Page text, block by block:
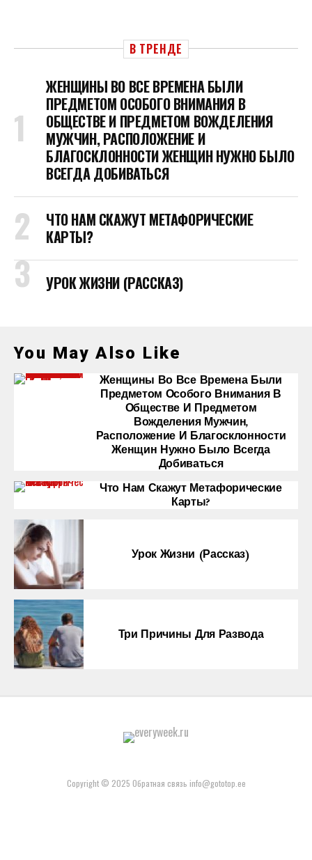
В ТРЕНДЕ
ЖЕНЩИНЫ ВО ВСЕ ВРЕМЕНА БЫЛИ
ПРЕДМЕТОМ ОСОБОГО ВНИМАНИЯ В
ОБЩЕСТВЕ И ПРЕДМЕТОМ ВОЖДЕЛЕНИЯ
МУЖЧИН, РАСПОЛОЖЕНИЕ И
БЛАГОСКЛОННОСТИ ЖЕНЩИН НУЖНО БЫЛО
ВСЕГДА ДОБИВАТЬСЯ
ЧТО НАМ СКАЖУТ МЕТАФОРИЧЕСКИЕ
КАРТЫ?
УРОК ЖИЗНИ (РАССКАЗ)
You May Also Like
Женщины Во Все Времена Были
Предметом Особого Внимания В
Обществе И Предметом
Вожделения Мужчин,
Расположение И Благосклонности
Женщин Нужно Было Всегда
Добиваться
Что Нам Скажут Метафорические
Карты?
Урок Жизни (рассказ)
Три Причины Для Развода
Copyright © 2025 Обратная связь info@gototop.ee